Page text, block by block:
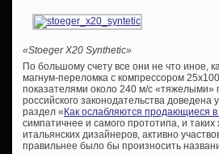
«StoegerX20 Synthetic»
По большому счету все они не что иное,
магнум-переломка с компрессором
показателями около 240 м/с
российского законодательства
раздел «Как ослабляются продающиеся в
симпатичнее и самого прототипа, и
итальянских дизайнеров, активно
правильнее было бы произносить